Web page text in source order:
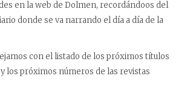
en la web de Dolmen, recordándoos del
donde se va narrando el día a día de la
con el listado de los próximos títulos
los próximos números de las revistas